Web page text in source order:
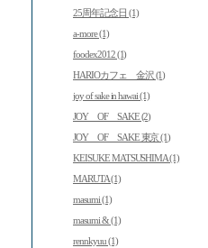
25周年記念日 (1)
a-more (1)
foodex2012 (1)
HARIOカフェ 金沢 (1)
joy of sake in hawai (1)
JOY OF SAKE (2)
JOY OF SAKE 東京 (1)
KEISUKE MATSUSHIMA (1)
MARUTA (1)
masumi (1)
masumi & (1)
rennkyuu (1)